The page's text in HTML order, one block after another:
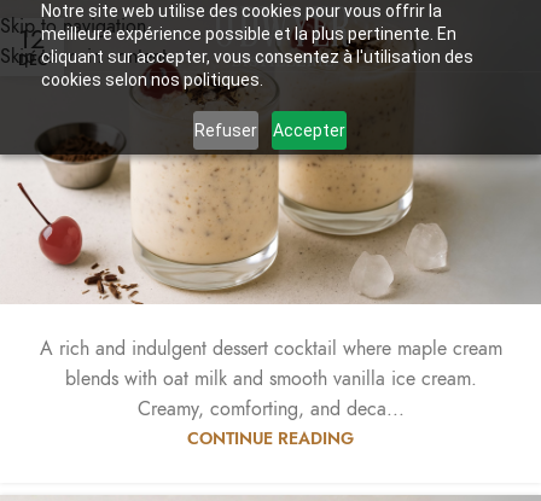
Notre site web utilise des cookies pour vous offrir la
meilleure expérience possible et la plus pertinente. En
cliquant sur accepter, vous consentez à l'utilisation des
cookies selon nos politiques.
Refuser Accepter
Skip to navigation
Skip to main content
12
DÉC
A rich and indulgent dessert cocktail where maple cream
blends with oat milk and smooth vanilla ice cream.
Creamy, comforting, and deca...
CONTINUE READING